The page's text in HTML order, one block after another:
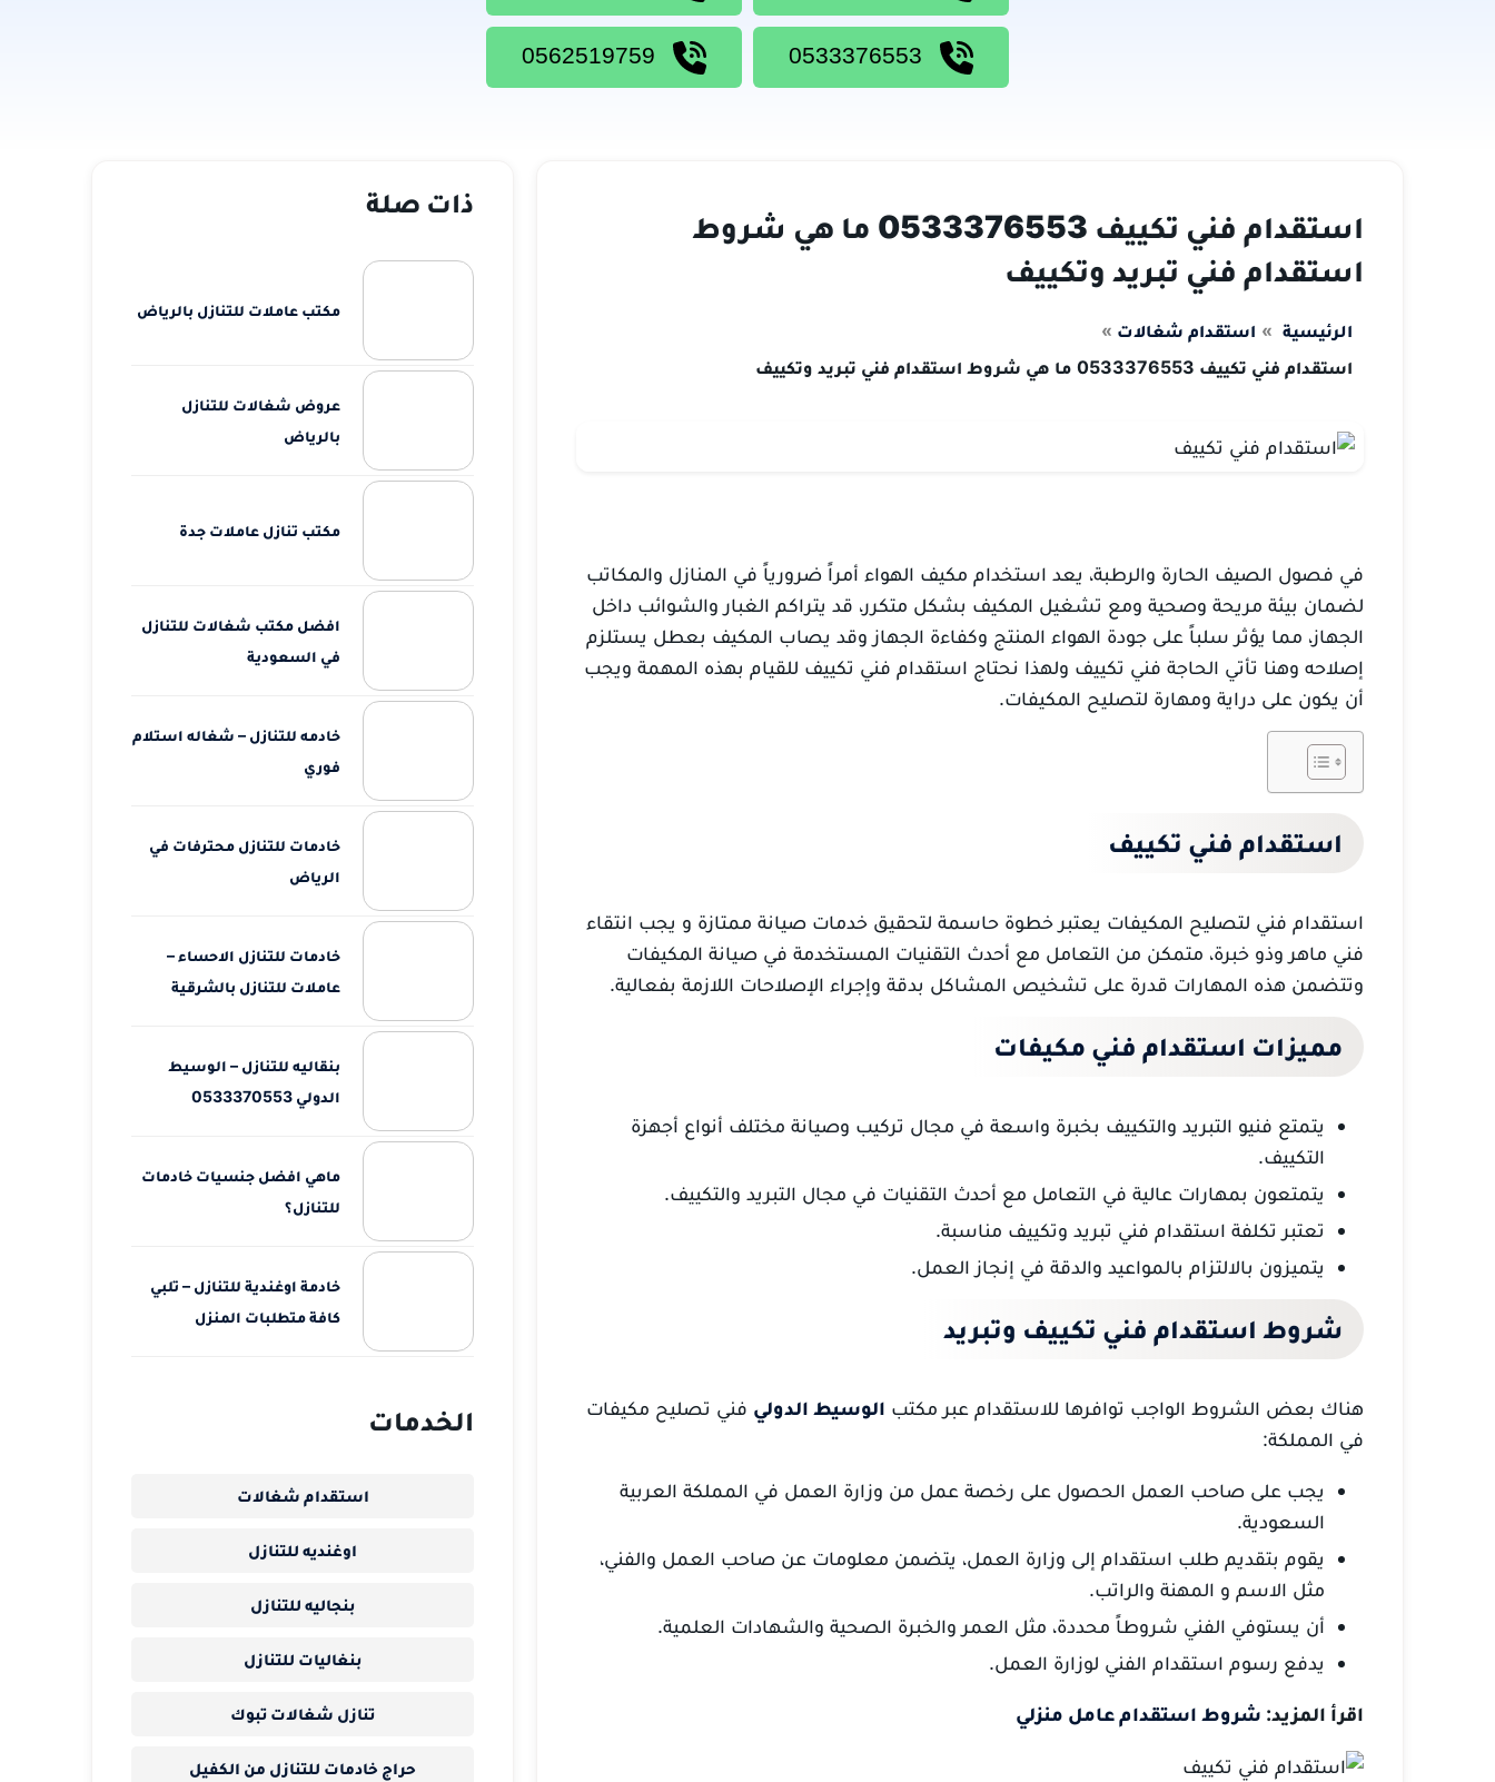
استقدام فني تكييف 0533376553 ما هي شروط
استقدام فني تبريد وتكييف
الرئيسية
استقدام شغالات
استقدام فني تكييف 0533376553 ما هي شروط استقدام فني تبريد وتكييف
في فصول الصيف الحارة والرطبة، يعد استخدام مكيف الهواء أمراً ضرورياً في المنازل والمكاتب
لضمان بيئة مريحة وصحية ومع تشغيل المكيف بشكل متكرر، قد يتراكم الغبار والشوائب داخل
الجهاز، مما يؤثر سلباً على جودة الهواء المنتج وكفاءة الجهاز وقد يصاب المكيف بعطل يستلزم
إصلاحه وهنا تأتي الحاجة فني تكييف ولهذا نحتاج استقدام فني تكييف للقيام بهذه المهمة ويجب
أن يكون على دراية ومهارة لتصليح المكيفات.
استقدام فني تكييف
استقدام فني لتصليح المكيفات يعتبر خطوة حاسمة لتحقيق خدمات صيانة ممتازة و يجب انتقاء
فني ماهر وذو خبرة، متمكن من التعامل مع أحدث التقنيات المستخدمة في صيانة المكيفات
وتتضمن هذه المهارات قدرة على تشخيص المشاكل بدقة وإجراء الإصلاحات اللازمة بفعالية.
مميزات استقدام فني مكيفات
يتمتع فنيو التبريد والتكييف بخبرة واسعة في مجال تركيب وصيانة مختلف أنواع أجهزة
التكييف.
يتمتعون بمهارات عالية في التعامل مع أحدث التقنيات في مجال التبريد والتكييف.
تعتبر تكلفة استقدام فني تبريد وتكييف مناسبة.
يتميزون بالالتزام بالمواعيد والدقة في إنجاز العمل.
شروط استقدام فني تكييف وتبريد
هناك بعض الشروط الواجب توافرها للاستقدام عبر مكتب الوسيط الدولي فني تصليح مكيفات
في المملكة:
يجب على صاحب العمل الحصول على رخصة عمل من وزارة العمل في المملكة العربية
السعودية.
يقوم بتقديم طلب استقدام إلى وزارة العمل، يتضمن معلومات عن صاحب العمل والفني،
مثل الاسم و المهنة والراتب.
أن يستوفي الفني شروطاً محددة، مثل العمر والخبرة الصحية والشهادات العلمية.
يدفع رسوم استقدام الفني لوزارة العمل.
اقرأ المزيد: شروط استقدام عامل منزلي
ذات صلة
مكتب عاملات للتنازل بالرياض
عروض شغالات للتنازل
بالرياض
مكتب تنازل عاملات جدة
افضل مكتب شغالات للتنازل
في السعودية
خادمه للتنازل – شغاله استلام
فوري
خادمات للتنازل محترفات في
الرياض
خادمات للتنازل الاحساء –
عاملات للتنازل بالشرقية
بنقاليه للتنازل – الوسيط
الدولي 0533370553
ماهي افضل جنسيات خادمات
للتنازل؟
خادمة اوغندية للتنازل – تلبي
كافة متطلبات المنزل
الخدمات
استقدام شغالات
اوغنديه للتنازل
بنجاليه للتنازل
بنغاليات للتنازل
تنازل شغالات تبوك
حراج خادمات للتنازل من الكفيل